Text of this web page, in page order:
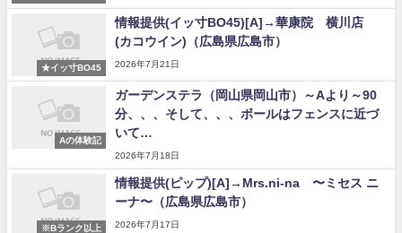
★イッ寸BO45
情報提供(イッ寸BO45)[A]→華康院 横川店
(カコウイン)（広島県広島市）
2026年7月21日
Aの体験記
ガーデンステラ（岡山県岡山市）～Aより～90
分、、、そして、、、ボールはフェンスに近づ
いて…
2026年7月18日
※Bランク以上
情報提供(ピップ)[A]→Mrs.ni-na 〜ミセス ニ
ーナ〜（広島県広島市）
2026年7月17日